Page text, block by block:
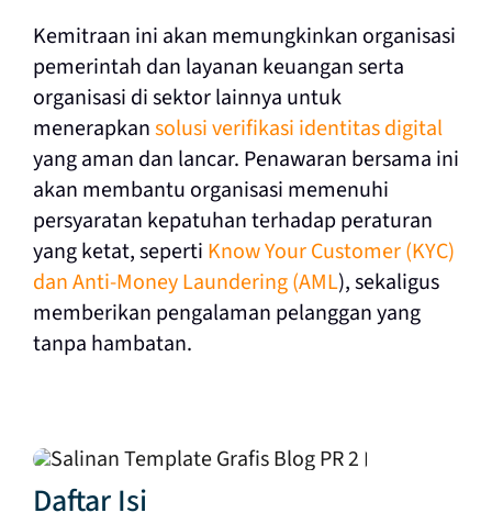
Kemitraan ini akan memungkinkan organisasi
pemerintah dan layanan keuangan serta
organisasi di sektor lainnya untuk
menerapkansolusi verifikasi identitas digital
yang aman dan lancar. Penawaran bersama ini
akan membantu organisasi memenuhi
persyaratan kepatuhan terhadap peraturan
yang ketat, seperti Know Your Customer (KYC)
dan Anti-Money Laundering (AML), sekaligus
memberikan pengalaman pelanggan yang
tanpa hambatan.
Daftar Isi